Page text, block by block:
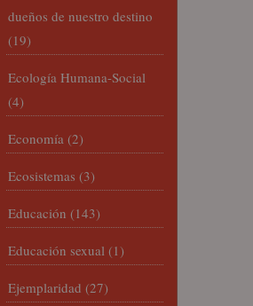
dueños de nuestro destino
(19)
Ecología Humana-Social
(4)
Economía (2)
Ecosistemas (3)
Educación (143)
Educación sexual (1)
Ejemplaridad (27)